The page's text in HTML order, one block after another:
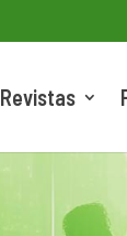
Revistas